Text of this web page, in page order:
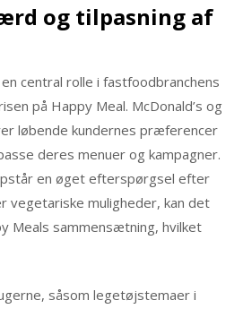
og tilpasning af
central rolle i fastfoodbranchens
på Happy Meal. McDonald’s og
løbende kundernes præferencer
deres menuer og kampagner.
en øget efterspørgsel efter
vegetariske muligheder, kan det
Meals sammensætning, hvilket
såsom legetøjstemaer i